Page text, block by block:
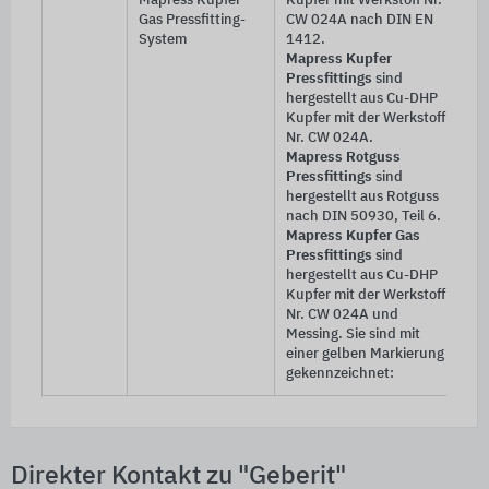
Gas Pressfitting-
System
CW 024A nach DIN EN
1412.
Mapress Kupfer
Pressfittings sind
hergestellt aus Cu-DHP
Kupfer mit der Werkstoff
Nr. CW 024A.
Mapress Rotguss
Pressfittings sind
hergestellt aus Rotguss
nach DIN 50930, Teil 6.
Mapress Kupfer Gas
Pressfittings sind
hergestellt aus Cu-DHP
Kupfer mit der Werkstoff
Nr. CW 024A und
Messing. Sie sind mit
einer gelben Markierung
gekennzeichnet:
Direkter Kontakt zu "Geberit"